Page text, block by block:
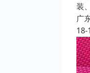
装
广
18-